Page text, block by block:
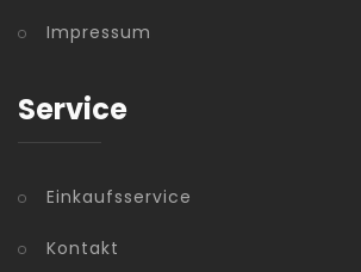
Impressum
Service
Einkaufsservice
Kontakt